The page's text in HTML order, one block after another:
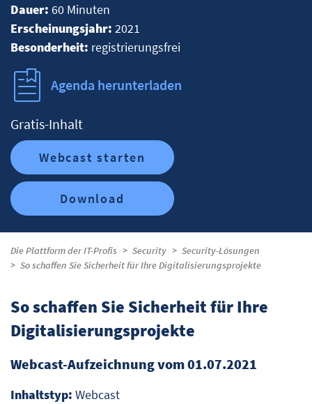
Dauer: 60 Minuten
Erscheinungsjahr: 2021
Besonderheit: registrierungsfrei
Agenda herunterladen
Gratis-Inhalt
Webcast starten
Download
Die Plattform der IT-Profis Security
Security-Lösungen
So schaffen Sie Sicherheit für Ihre Digitalisierungsprojekte
So schaffen Sie Sicherheit für Ihre
Digitalisierungsprojekte
Webcast-Aufzeichnung vom 01.07.2021
Inhaltstyp: Webcast